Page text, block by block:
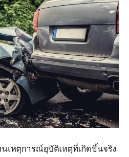
เหตุการณ์อุบัติเหตุที่เกิดขึ้นจริง